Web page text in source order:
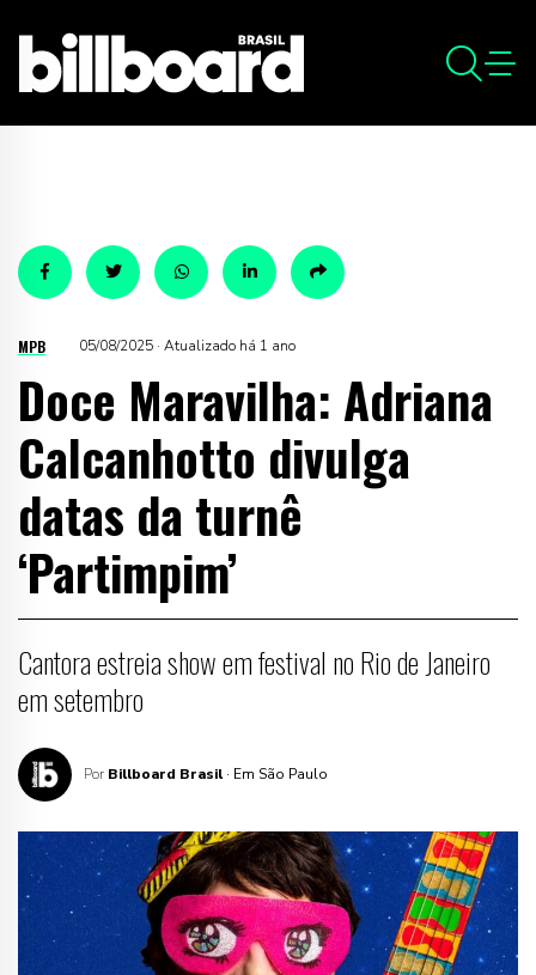
MPB 05/08/2025 · Atualizado há 1 ano
Doce Maravilha: Adriana
Calcanhotto divulga
datas da turnê
‘Partimpim’
Cantora estreia show em festival no Rio de Janeiro
em setembro
Por Billboard Brasil · Em São Paulo